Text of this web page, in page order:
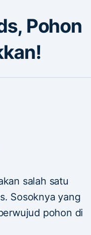
Pohon
salah satu
Sosoknya yang
pohon di